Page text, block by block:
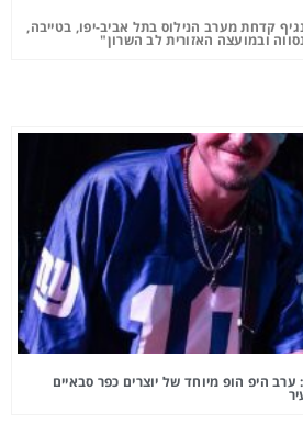
קדחת מערב הנילוס בתל אביב-יפו, בטייבה,
ובמועצה האזורית לב השרון"
היפ הופ מיוחד של יוצרים כפר סבאיים